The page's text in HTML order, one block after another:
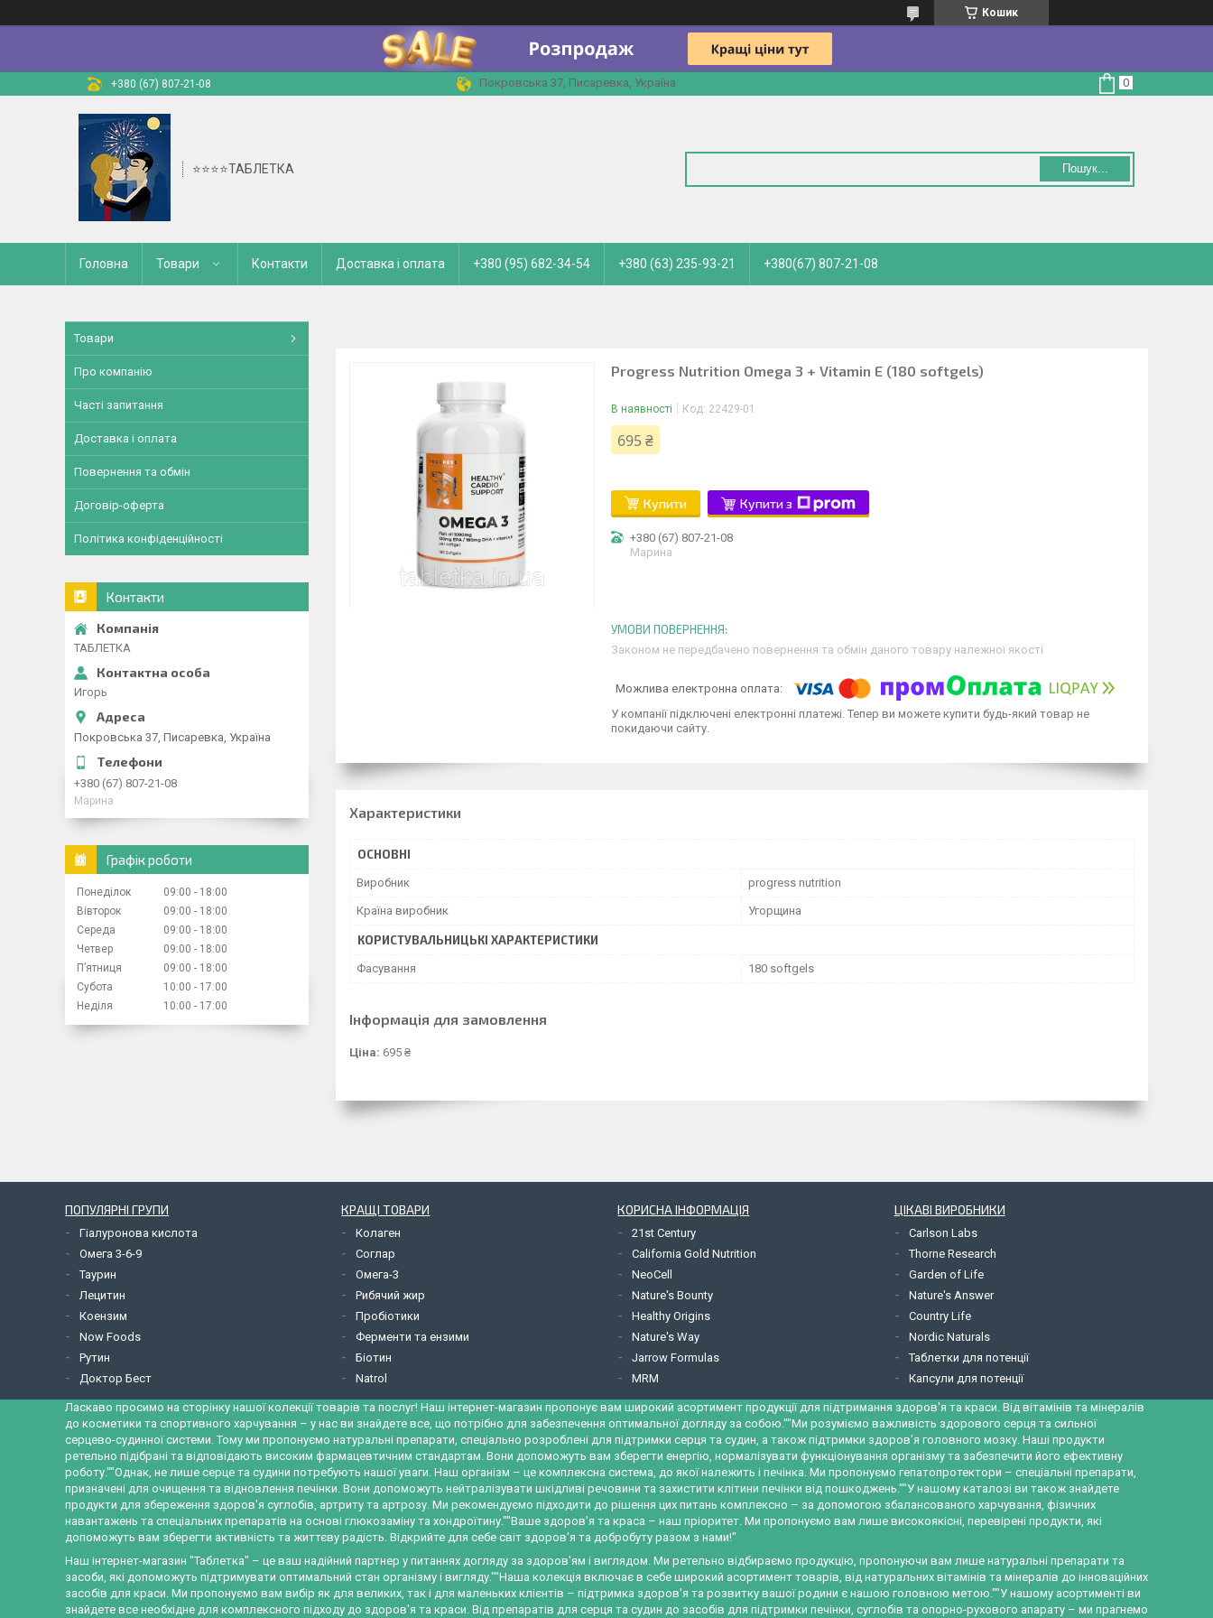
Кошик
+380 (67) 807-21-08 Покровська 37, Писаревка, Україна
⭐⭐⭐⭐ТАБЛЕТКА Пошук...
Головна Товари Контакти Доставка і оплата +380 (95) 682-34-54 +380 (63) 235-93-21 +380(67) 807-21-08
Progress Nutrition Omega 3 + Vitamin E (180 softgels)
В наявності Код: 22429-01
695 ₴
Купити Купити з
+380 (67) 807-21-08
Марина
Законом не передбачено повернення та обмін даного товару належної якості
У компанії підключені електронні платежі. Тепер ви можете купити будь-який товар не
покидаючи сайту.
Характеристики
ОСНОВНІ
Виробник progress nutrition
Країна виробник Угорщина
КОРИСТУВАЛЬНИЦЬКІ ХАРАКТЕРИСТИКИ
Фасування 180 softgels
Інформація для замовлення
Ціна: 695 ₴
Товари
Про компанію
Часті запитання
Доставка і оплата
Повернення та обмін
Договір-оферта
Політика конфіденційності
Контакти
ТАБЛЕТКА
Игорь
Покровська 37, Писаревка, Україна
+380 (67) 807-21-08
Марина
Графік роботи
Понеділок 09:00
18:00
Вівторок
09:00
18:00
Середа
09:00
18:00
Четвер
09:00
18:00
Пʼятниця
09:00
18:00
Субота
10:00
17:00
Неділя
10:00 17:00
ПОПУЛЯРНІ ГРУПИ
Гіалуронова кислота
Омега 3-6-9
Таурин
Лецитин
Коензим
Now Foods
Рутин
Доктор Бест
КРАЩІ ТОВАРИ
Колаген
Соглар
Омега-3
Рибячий жир
Пробіотики
Ферменти та ензими
Біотин
Natrol
КОРИСНА ІНФОРМАЦІЯ
21st Century
California Gold Nutrition
NeoCell
Nature's Bounty
Healthy Origins
Nature's Way
Jarrow Formulas
MRM
ЦІКАВІ ВИРОБНИКИ
Carlson Labs
Thorne Research
Garden of Life
Nature's Answer
Country Life
Nordic Naturals
Таблетки для потенції
Капсули для потенції
Ласкаво просимо на сторінку нашої колекції товарів та послуг! Наш інтернет-магазин пропонує вам широкий асортимент продукції для підтримання здоров'я та краси. Від вітамінів та мінералів
до косметики та спортивного харчування – у нас ви знайдете все, що потрібно для забезпечення оптимальної догляду за собою.""Ми розуміємо важливість здорового серця та сильної
серцево-судинної системи. Тому ми пропонуємо натуральні препарати, спеціально розроблені для підтримки серця та судин, а також підтримки здоров'я головного мозку. Наші продукти
ретельно підібрані та відповідають високим фармацевтичним стандартам. Вони допоможуть вам зберегти енергію, нормалізувати функціонування організму та забезпечити його ефективну
роботу.""Однак, не лише серце та судини потребують нашої уваги. Наш організм – це комплексна система, до якої належить і печінка. Ми пропонуємо гепатопротектори – спеціальні препарати,
призначені для очищення та відновлення печінки. Вони допоможуть нейтралізувати шкідливі речовини та захистити клітини печінки від пошкоджень.""У нашому каталозі ви також знайдете
продукти для збереження здоров'я суглобів, артриту та артрозу. Ми рекомендуємо підходити до рішення цих питань комплексно – за допомогою збалансованого харчування, фізичних
навантажень та спеціальних препаратів на основі глюкозаміну та хондроїтину.""Ваше здоров'я та краса – наш пріоритет. Ми пропонуємо вам лише високоякісні, перевірені продукти, які
допоможуть вам зберегти активність та життєву радість. Відкрийте для себе світ здоров'я та добробуту разом з нами!"
Наш інтернет-магазин "Таблетка" – це ваш надійний партнер у питаннях догляду за здоров'ям і виглядом. Ми ретельно відбираємо продукцію, пропонуючи вам лише натуральні препарати та
засоби, які допоможуть підтримувати оптимальний стан організму і вигляду.""Наша колекція включає в себе широкий асортимент товарів, від натуральних вітамінів та мінералів до інноваційних
засобів для краси. Ми пропонуємо вам вибір як для великих, так і для маленьких клієнтів – підтримка здоров'я та розвитку вашої родини є нашою головною метою.""У нашому асортименті ви
знайдете все необхідне для комплексного підходу до здоров'я та краси. Від препаратів для серця та судин до засобів для підтримки печінки, суглобів та опорно-рухового апарату – ми прагнемо